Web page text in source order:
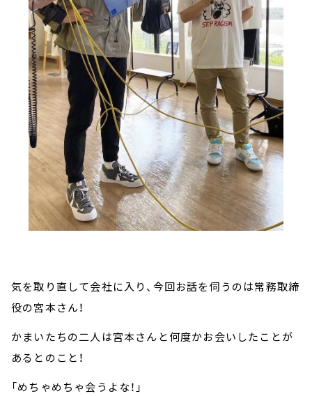
気を取り直して会社に入り、今回お話を伺うのは常務取締
役の宮本さん！
かまいたちの二人は宮本さんと何度かお会いしたことが
あるとのこと！
「めちゃめちゃ会うよな！」